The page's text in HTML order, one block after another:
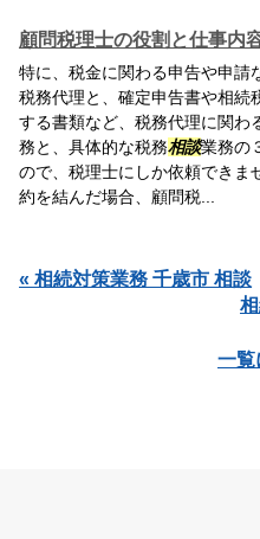
顧問税理士の役割と仕事内
特に、税金に関わる申告や申請
税務代理と、確定申告書や相続
する書類など、税務代理に関わ
務と、具体的な税務相談業務の
ので、税理士にしか依頼できま
約を結んだ場合、顧問税...
« 相続対策業務 千歳市 相談
一覧